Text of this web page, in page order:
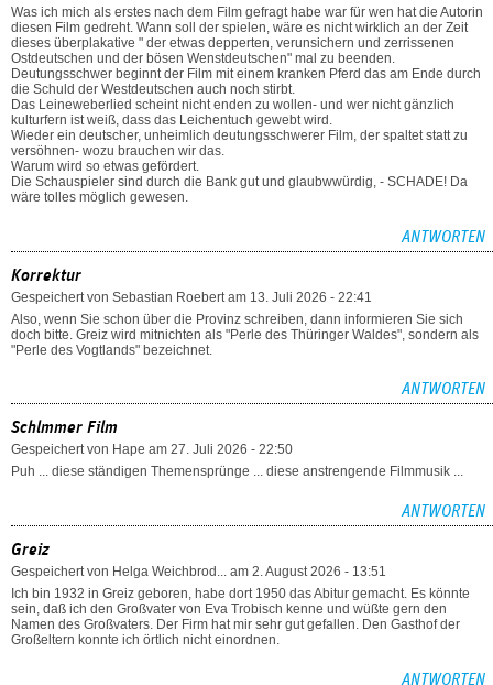
Was ich mich als erstes nach dem Film gefragt habe war für wen hat die Autorin
diesen Film gedreht. Wann soll der spielen, wäre es nicht wirklich an der Zeit
dieses überplakative " der etwas depperten, verunsichern und zerrissenen
Ostdeutschen und der bösen Wenstdeutschen" mal zu beenden.
Deutungsschwer beginnt der Film mit einem kranken Pferd das am Ende durch
die Schuld der Westdeutschen auch noch stirbt.
Das Leineweberlied scheint nicht enden zu wollen- und wer nicht gänzlich
kulturfern ist weiß, dass das Leichentuch gewebt wird.
Wieder ein deutscher, unheimlich deutungsschwerer Film, der spaltet statt zu
versöhnen- wozu brauchen wir das.
Warum wird so etwas gefördert.
Die Schauspieler sind durch die Bank gut und glaubwwürdig, - SCHADE! Da
wäre tolles möglich gewesen.
ANTWORTEN
Korrektur
Gespeichert von Sebastian Roebert am 13. Juli 2026 - 22:41
Also, wenn Sie schon über die Provinz schreiben, dann informieren Sie sich
doch bitte. Greiz wird mitnichten als "Perle des Thüringer Waldes", sondern als
"Perle des Vogtlands" bezeichnet.
ANTWORTEN
Schlmmer Film
Gespeichert von Hape am 27. Juli 2026 - 22:50
Puh ... diese ständigen Themensprünge ... diese anstrengende Filmmusik ...
ANTWORTEN
Greiz
Gespeichert von Helga Weichbrod... am 2. August 2026 - 13:51
Ich bin 1932 in Greiz geboren, habe dort 1950 das Abitur gemacht. Es könnte
sein, daß ich den Großvater von Eva Trobisch kenne und wüßte gern den
Namen des Großvaters. Der Firm hat mir sehr gut gefallen. Den Gasthof der
Großeltern konnte ich örtlich nicht einordnen.
ANTWORTEN